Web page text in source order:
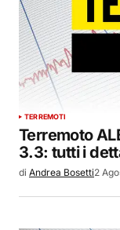
TERREMOTI
Terremoto
3.3: tutti i
di Andrea Bosetti2